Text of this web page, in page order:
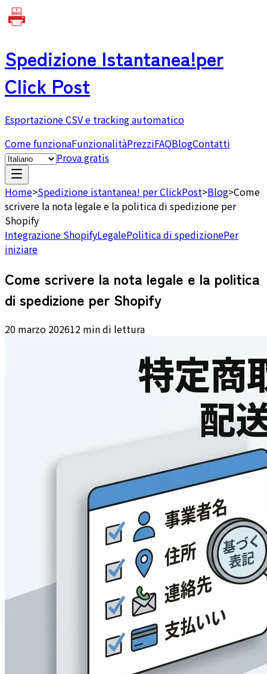
Spedizione Istantanea!per
Click Post
Esportazione CSV e tracking automatico
Come funzionaFunzionalitàPrezziFAQBlogContatti
Prova gratis
Home>Spedizione istantanea! per ClickPost>Blog>Come
scrivere la nota legale e la politica di spedizione per
Shopify
Integrazione ShopifyLegalePolitica di spedizionePer
iniziare
Come scrivere la nota legale e la politica
di spedizione per Shopify
20 marzo 202612 min di lettura